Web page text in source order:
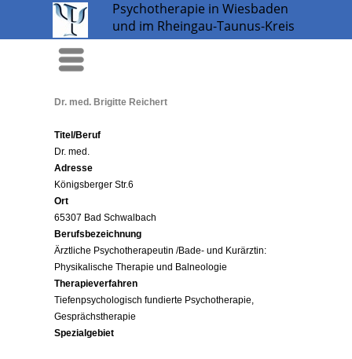
Psychotherapie in Wiesbaden
und im Rheingau-Taunus-Kreis
Menü
Dr. med. Brigitte Reichert
Titel/Beruf
Dr. med.
Adresse
Königsberger Str.6
Ort
65307 Bad Schwalbach
Berufsbezeichnung
Ärztliche Psychotherapeutin /Bade- und Kurärztin:
Physikalische Therapie und Balneologie
Therapieverfahren
Tiefenpsychologisch fundierte Psychotherapie,
Gesprächstherapie
Spezialgebiet